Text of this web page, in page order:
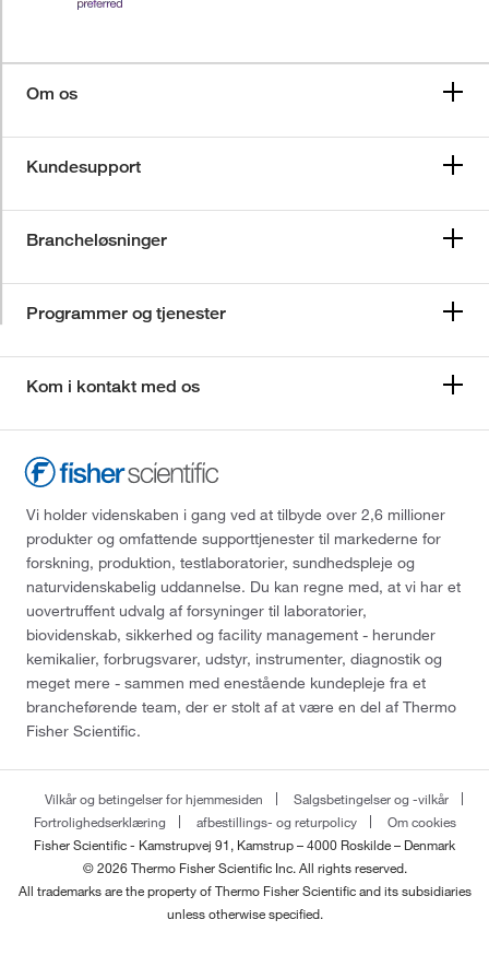
Om os
Kundesupport
Brancheløsninger
Programmer og tjenester
Kom i kontakt med os
Vi holder videnskaben i gang ved at tilbyde over 2,6 millioner
produkter og omfattende supporttjenester til markederne for
forskning, produktion, testlaboratorier, sundhedspleje og
naturvidenskabelig uddannelse. Du kan regne med, at vi har et
uovertruffent udvalg af forsyninger til laboratorier,
biovidenskab, sikkerhed og facility management - herunder
kemikalier, forbrugsvarer, udstyr, instrumenter, diagnostik og
meget mere - sammen med enestående kundepleje fra et
brancheførende team, der er stolt af at være en del af Thermo
Fisher Scientific.
Vilkår og betingelser for hjemmesiden
Salgsbetingelser og -vilkår
Fortrolighedserklæring
afbestillings- og returpolicy
Om cookies
Fisher Scientific - Kamstrupvej 91, Kamstrup – 4000 Roskilde – Denmark
© 2026 Thermo Fisher Scientific Inc. All rights reserved.
All trademarks are the property of Thermo Fisher Scientific and its subsidiaries
unless otherwise specified.